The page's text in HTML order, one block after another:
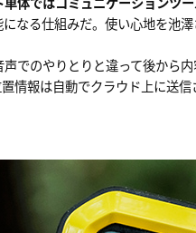
なる仕組みだ。使い心地を池澤
でのやりとりと違って後から
情報は自動でクラウド上に送